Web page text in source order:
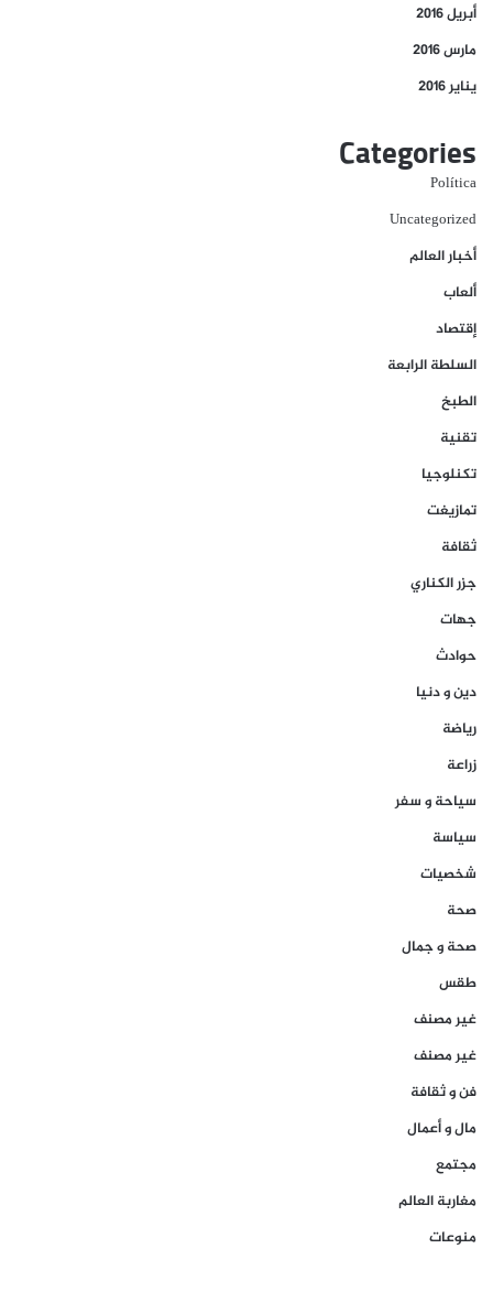
أبريل 2016
مارس 2016
يناير 2016
Categories
Política
Uncategorized
أخبار العالم
ألعاب
إقتصاد
السلطة الرابعة
الطبخ
تقنية
تكنلوجيا
تمازيغت
ثقافة
جزر الكناري
جهات
حوادث
دين و دنيا
رياضة
زراعة
سياحة و سفر
سياسة
شخصيات
صحة
صحة و جمال
طقس
غير مصنف
غير مصنف
فن و ثقافة
مال و أعمال
مجتمع
مغاربة العالم
منوعات